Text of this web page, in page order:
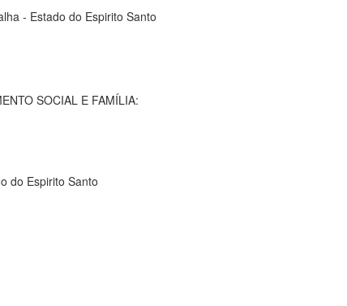
- Estado do Espirito Santo
SOCIAL E FAMÍLIA:
do Espirito Santo